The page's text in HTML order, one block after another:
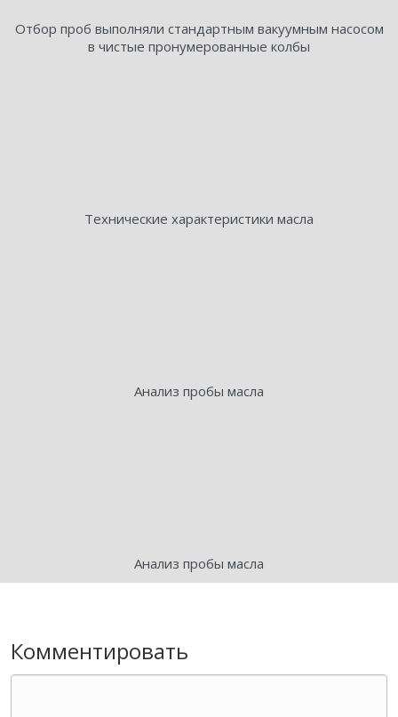
Отбор проб выполняли стандартным вакуумным насосом
в чистые пронумерованные колбы
Технические характеристики масла
Анализ пробы масла
Анализ пробы масла
Комментировать